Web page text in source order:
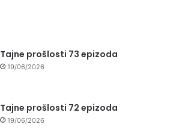
Tajne prošlosti 73 epizoda
19/06/2026
Tajne prošlosti 72 epizoda
19/06/2026